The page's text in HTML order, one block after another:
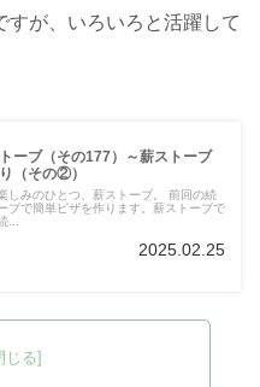
が、いろいろと活躍して
ーブ（その177）～薪ストーブ
（その②）
しみのひとつ、薪ストーブ。 前回の続
ブで簡単ピザを作ります。薪ストーブで
...
2025.02.25